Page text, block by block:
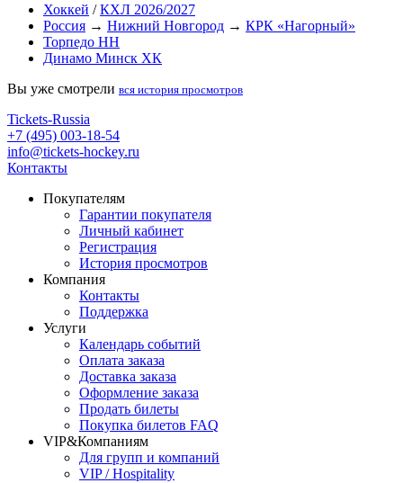
Хоккей /КХЛ 2026/2027
Россия → Нижний Новгород → КРК «Нагорный»
Торпедо НН
Динамо Минск ХК
Вы уже смотрели вся история просмотров
Tickets-Russia
+7 (495) 003-18-54
info@tickets-hockey.ru
Контакты
Покупателям
Гарантии покупателя
Личный кабинет
Регистрация
История просмотров
Компания
Контакты
Поддержка
Услуги
Календарь событий
Оплата заказа
Доставка заказа
Оформление заказа
Продать билеты
Покупка билетов FAQ
VIP&Компаниям
Для групп и компаний
VIP / Hospitality